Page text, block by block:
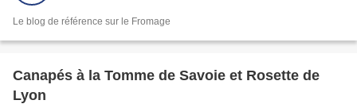
Le blog de référence sur le Fromage
Canapés à la Tomme de Savoie et Rosette de
Lyon